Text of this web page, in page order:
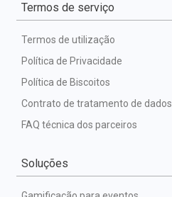
Termos de serviço
Termos de utilização
Política de Privacidade
Política de Biscoitos
Contrato de tratamento de dados
FAQ técnica dos parceiros
Soluções